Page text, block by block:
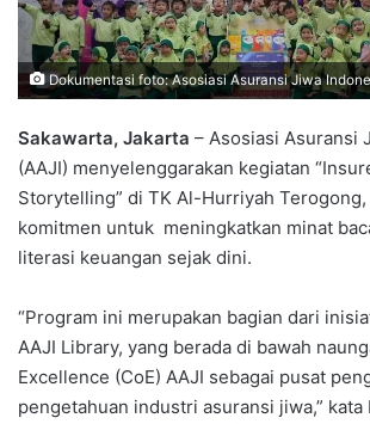
Dokumentasi foto: Asosiasi Asuransi Jiwa
‎‎Sakawarta, Jakarta – Asosiasi Asuransi
(AAJI) menyelenggarakan kegiatan
Storytelling” di TK Al-Hurriyah
komitmen untuk meningkatkan minat
literasi keuangan sejak dini. ‎‎
“Program ini merupakan bagian dari
AAJI Library, ‎yang berada di bawah
Excellence (CoE) AAJI sebagai pusat
pengetahuan ‎industri asuransi jiwa,” kata